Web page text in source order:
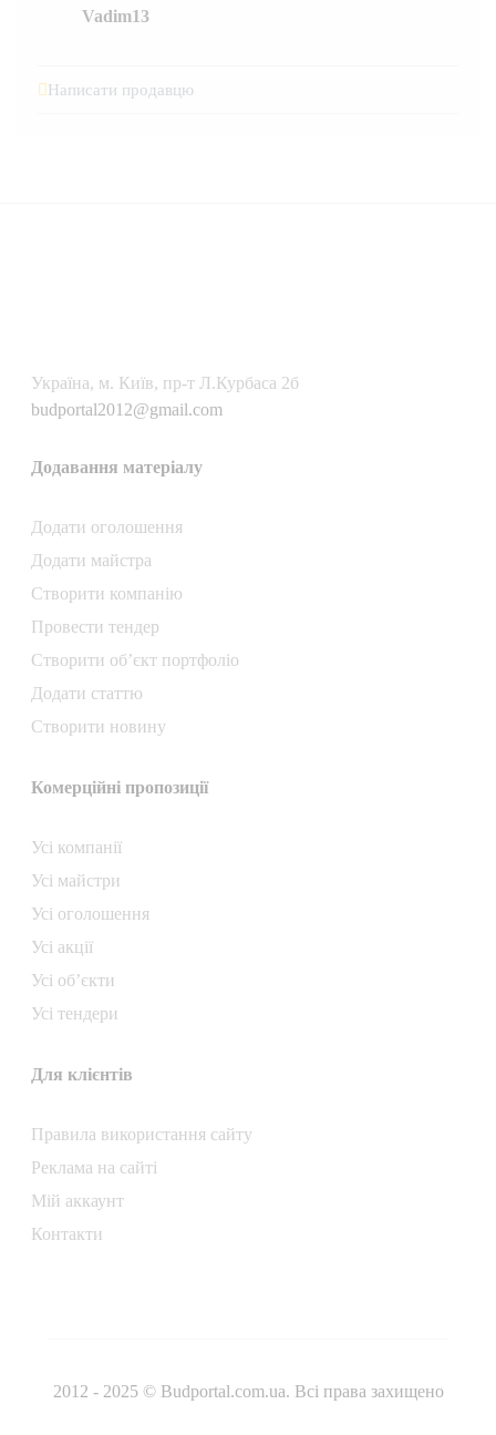
Vadim13
Написати продавцю
Українa, м. Київ, пр-т Л.Курбаса 2б
budportal2012@gmail.com
Додавання матеріалу
Додати oголошення
Додати майстра
Створити компанiю
Провести тендер
Створити об’єкт портфоліо
Додати статтю
Створити новину
Комерційні пропозиції
Усі компанії
Усі майстри
Усі оголошення
Усі акції
Усі об’єкти
Усі тендери
Для клієнтів
Правила використання сайту
Реклама на сайті
Мій аккаунт
Контакти
2012 - 2025 © Budportal.com.ua. Всі права захищено